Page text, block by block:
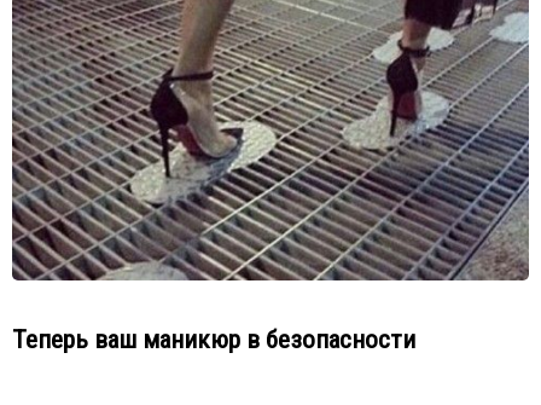
Теперь ваш маникюр в безопасности